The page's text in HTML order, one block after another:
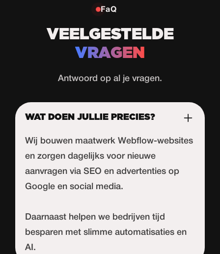
FaQ
VEELGESTELDE
VRAGEN
Antwoord op al je vragen.
WAT DOEN JULLIE PRECIES?
Wij bouwen maatwerk Webflow-websites
en zorgen dagelijks voor nieuwe
aanvragen via SEO en advertenties op
Google en social media.
Daarnaast helpen we bedrijven tijd
besparen met slimme automatisaties en
AI.